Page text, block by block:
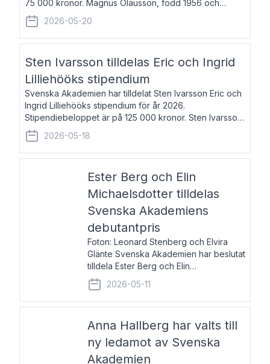
75 000 kronor. Magnus Olausson, född 1956 och
bosatt i Stockholm, är konstvetare, museiman och
hovman. Han disputerade 1993 vid Uppsala un
2026-05-20
Sten Ivarsson tilldelas Eric och Ingrid
Lilliehööks stipendium
Svenska Akademien har tilldelat Sten Ivarsson Eric och
Ingrid Lilliehööks stipendium för år 2026.
Stipendiebeloppet är på 125 000 kronor. Sten Ivarsson,
född 1979, är mediateksamordnare vid
Söderslättsgymnasiet i Trelleborg. Här har han på
2026-05-18
Ester Berg och Elin
Michaelsdotter tilldelas
Svenska Akademiens
debutantpris
Foton: Leonard Stenberg och Elvira
Glänte Svenska Akademien har beslutat
tilldela Ester Berg och Elin
Michaelsdotter Svenska Akademiens
debutantpris för år 2026. Priset är
nyinstiftat och syftar till att lyfta fram
2026-05-11
Anna Hallberg har valts till
ny ledamot av Svenska
Akademien